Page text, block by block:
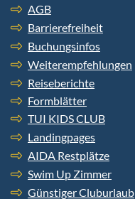
AGB
Barrierefreiheit
Buchungsinfos
Weiterempfehlungen
Reiseberichte
Formblätter
TUI KIDS CLUB
Landingpages
AIDA Restplätze
Swim Up Zimmer
Günstiger Cluburlaub